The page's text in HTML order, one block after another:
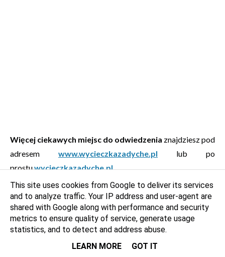
Więcej ciekawych miejsc do odwiedzenia znajdziesz pod
adresem www.wycieczkazadyche.pl lub po
prostuwycieczkazadyche.pl.
Tagi: mazowieckie ,polska,rezerwat,warszawa
This site uses cookies from Google to deliver its services
and to analyze traffic. Your IP address and user-agent are
shared with Google along with performance and security
metrics to ensure quality of service, generate usage
statistics, and to detect and address abuse.
LEARN MORE
GOT IT